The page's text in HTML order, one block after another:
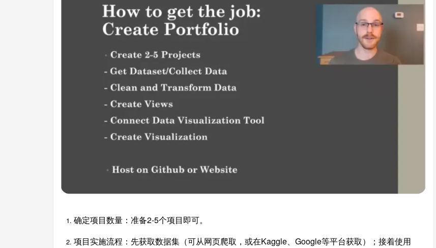
确定项目数量：准备2-5个项目即可。
项目实施流程：先获取数据集（可从网页爬取，或在Kaggle、Google等平台获取）；接着使用